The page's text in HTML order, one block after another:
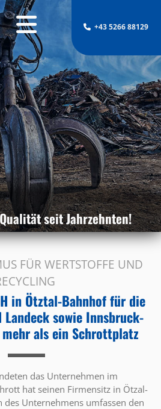
 +43 5266 88129
seit Jahrzehnten!
FÜR WERTSTOFFE UND
in Ötztal-Bahnhof für die
sowie Innsbruck-
als ein Schrottplatz
das Unternehmen im
hat seinen Firmensitz in Ötzal-
des Unternehmens umfassen den